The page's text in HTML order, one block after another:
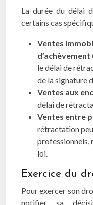
La durée du délai
certains cas
Ventes
d’achèvement
le délai de
de la signature
Ventes aux
délai de
Ventes entre
rétractation
professionnels,
loi.
Exercice du
Pour exercer son
notifier sa